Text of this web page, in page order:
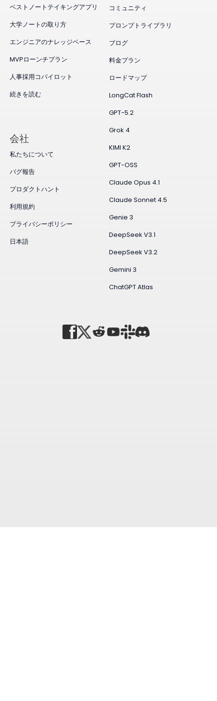
ベストノートテイキングアプリ
大学ノートの取り方
エンジニアのナレッジベース
MVPローンチプラン
人事採用コパイロット
続きを読む
コミュニティ
プロンプトライブラリ
ブログ
料金プラン
ロードマップ
LongCat Flash
GPT-5.2
Grok 4
KIMI K2
GPT-OSS
Claude Opus 4.1
Claude Sonnet 4.5
Genie 3
DeepSeek V3.1
DeepSeek V3.2
Gemini 3
ChatGPT Atlas
会社
私たちについて
バグ報告
プロダクトハント
利用規約
プライバシーポリシー
日本語